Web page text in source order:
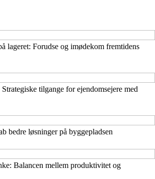
lageret: Forudse og imødekom fremtidens
tilgange for ejendomsejere med
bedre løsninger på byggepladsen
Balancen mellem produktivitet og